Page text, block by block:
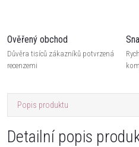
Ověřený obchod
Důvěra tisíců zákazníků potvrzená
recenzemi
Popis produktu
Detailní popis